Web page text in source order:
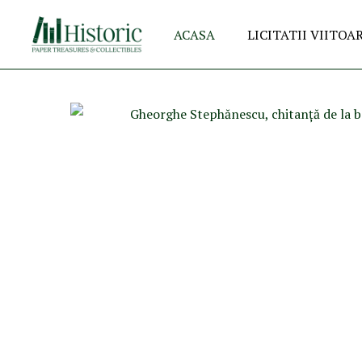
ACASA LICITATII